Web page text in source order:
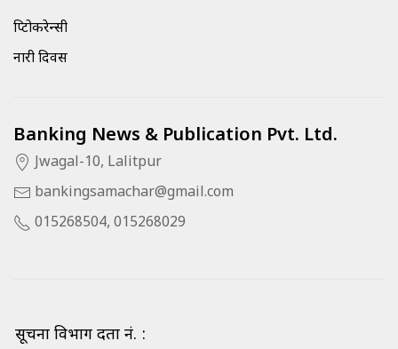
क्रिप्टोकरेन्सी
नारी दिवस
Banking News & Publication Pvt. Ltd.
Jwagal-10, Lalitpur
bankingsamachar@gmail.com
015268504, 015268029
सूचना विभाग दर्ता नं. :